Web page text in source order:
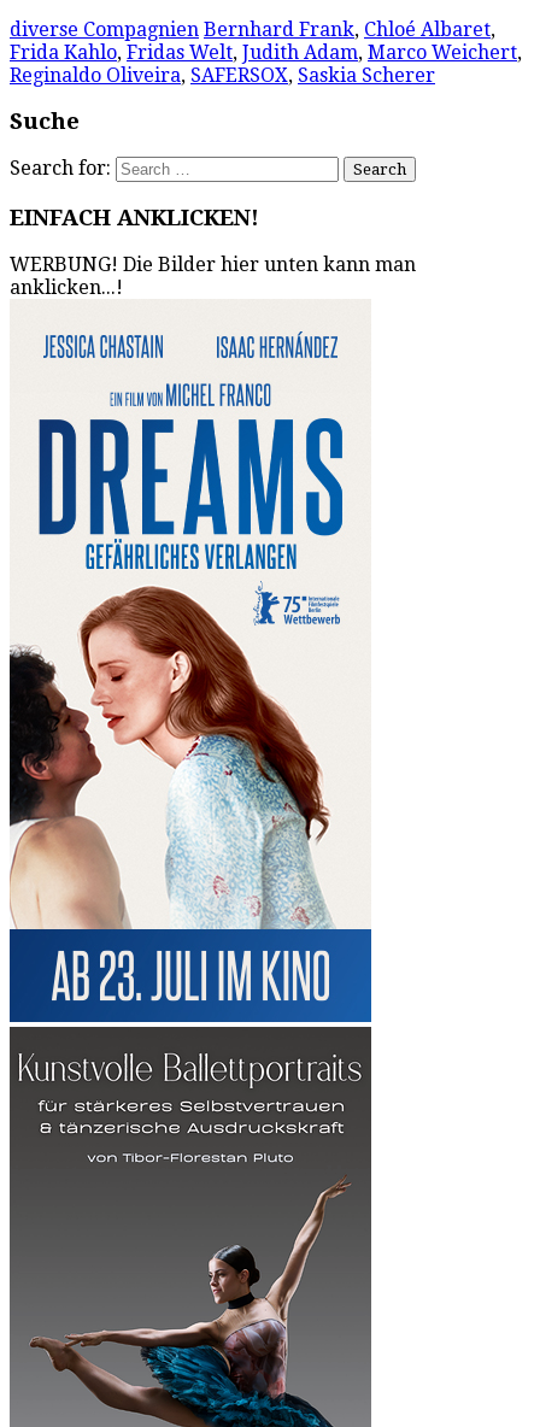
diverse Compagnien Bernhard Frank, Chloé Albaret,
Frida Kahlo, Fridas Welt, Judith Adam, Marco Weichert,
Reginaldo Oliveira, SAFERSOX, Saskia Scherer
Suche
Search for:
EINFACH ANKLICKEN!
WERBUNG! Die Bilder hier unten kann man
anklicken...!